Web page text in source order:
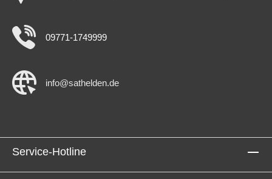
09771-1749999
info@sathelden.de
Service-Hotline